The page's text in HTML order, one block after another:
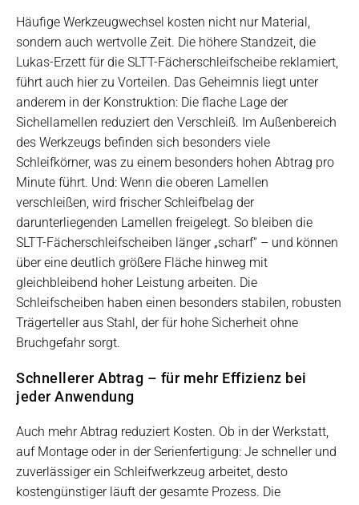
Häufige Werkzeugwechsel kosten nicht nur Material,
sondern auch wertvolle Zeit. Die höhere Standzeit, die
Lukas-Erzett für die SLTT-Fächerschleifscheibe reklamiert,
führt auch hier zu Vorteilen. Das Geheimnis liegt unter
anderem in der Konstruktion: Die flache Lage der
Sichellamellen reduziert den Verschleiß. Im Außenbereich
des Werkzeugs befinden sich besonders viele
Schleifkörner, was zu einem besonders hohen Abtrag pro
Minute führt. Und: Wenn die oberen Lamellen
verschleißen, wird frischer Schleifbelag der
darunterliegenden Lamellen freigelegt. So bleiben die
SLTT-Fächerschleifscheiben länger „scharf“ – und können
über eine deutlich größere Fläche hinweg mit
gleichbleibend hoher Leistung arbeiten. Die
Schleifscheiben haben einen besonders stabilen, robusten
Trägerteller aus Stahl, der für hohe Sicherheit ohne
Bruchgefahr sorgt.
Schnellerer Abtrag – für mehr Effizienz bei
jeder Anwendung
Auch mehr Abtrag reduziert Kosten. Ob in der Werkstatt,
auf Montage oder in der Serienfertigung: Je schneller und
zuverlässiger ein Schleifwerkzeug arbeitet, desto
kostengünstiger läuft der gesamte Prozess. Die